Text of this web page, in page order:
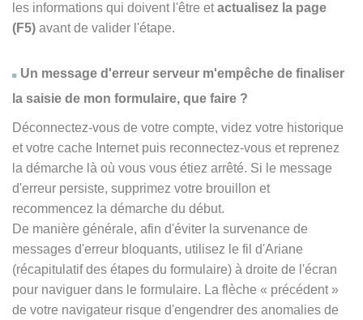
les informations qui doivent l'être etactualisez la page
(F5) avant de valider l'étape.
Un message d'erreur serveur m'empêche de finaliser
la saisie de mon formulaire, que faire ?
Déconnectez-vous de votre compte, videz votre historique
et votre cache Internet puis reconnectez-vous et reprenez
la démarche là où vous vous étiez arrêté. Si le message
d'erreur persiste, supprimez votre brouillon et
recommencez la démarche du début.
De manière générale, afin d'éviter la survenance de
messages d'erreur bloquants, utilisez le fil d'Ariane
(récapitulatif des étapes du formulaire) à droite de l'écran
pour naviguer dans le formulaire. La flèche « précédent »
de votre navigateur risque d'engendrer des anomalies de